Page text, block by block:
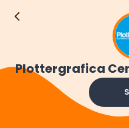
Plottergrafica